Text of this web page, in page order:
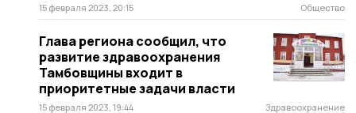
15 февраля 2023, 20:15 Общество
Глава региона сообщил, что
развитие здравоохранения
Тамбовщины входит в
приоритетные задачи власти
15 февраля 2023, 19:44 Здравоохранение